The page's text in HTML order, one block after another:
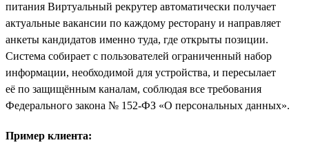
питания Виртуальный рекрутер автоматически получает
актуальные вакансии по каждому ресторану и направляет
анкеты кандидатов именно туда, где открыты позиции.
Система собирает с пользователей ограниченный набор
информации, необходимой для устройства, и пересылает
её по защищённым каналам, соблюдая все требования
Федерального закона № 152-ФЗ «О персональных данных».
Пример клиента: